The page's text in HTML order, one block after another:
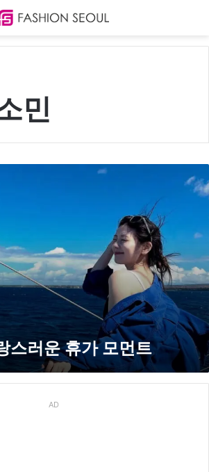
민
스러운 휴가 모먼트
AD